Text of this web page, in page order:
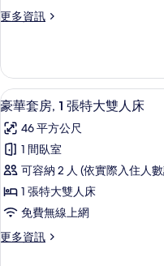
張
大
雙
人
床
和
1
張
沙
發
更多資訊
更
套
房,
1
特
大
雙
人
床
和
張
顯
示
豪
華
套
房,
張
24
豪華套房, 1 張特大雙人床
46 平方公尺
1 間臥室
可容納 2 人 (依實際入住人
1 張特大雙人床
免費無線上網
更多資訊
更